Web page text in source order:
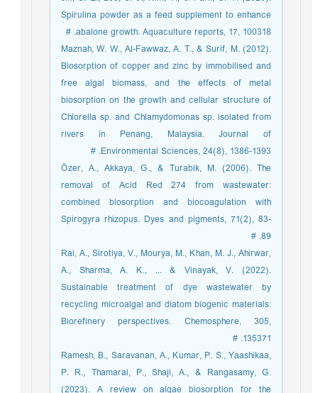
Spirulina powder as a feed supplement to enhance
abalone growth. Aquaculture reports, 17, 100318. #
Maznah, W. W., Al-Fawwaz, A. T., & Surif, M. (2012).
Biosorption of copper and zinc by immobilised and
free algal biomass, and the effects of metal
biosorption on the growth and cellular structure of
Chlorella sp. and Chlamydomonas sp. isolated from
rivers in Penang, Malaysia. Journal of
Environmental Sciences, 24(8), 1386-1393. #
Özer, A., Akkaya, G., & Turabik, M. (2006). The
removal of Acid Red 274 from wastewater:
combined biosorption and biocoagulation with
Spirogyra rhizopus. Dyes and pigments, 71(2), 83-
89. #
Rai, A., Sirotiya, V., Mourya, M., Khan, M. J., Ahirwar,
A., Sharma, A. K., ... & Vinayak, V. (2022).
Sustainable treatment of dye wastewater by
recycling microalgal and diatom biogenic materials:
Biorefinery perspectives. Chemosphere, 305,
135371. #
Ramesh, B., Saravanan, A., Kumar, P. S., Yaashikaa,
P. R., Thamarai, P., Shaji, A., & Rangasamy, G.